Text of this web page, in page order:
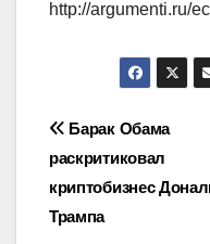
http://argumenti.ru/
по
записям
Барак Обама
раскритиковал
криптобизнес
Трампа